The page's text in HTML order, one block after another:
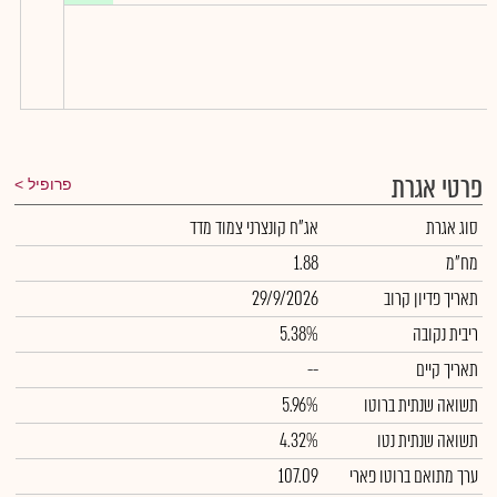
פרטי אגרת פרופיל
סוג אגרת
אג"ח קונצרני צמוד מדד
מח"מ
1.88
תאריך פדיון קרוב
29/9/2026
ריבית נקובה
5.38%
תאריך קיים
--
תשואה שנתית ברוטו
5.96%
תשואה שנתית נטו
4.32%
ערך מתואם ברוטו פארי
107.09